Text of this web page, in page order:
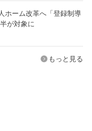
ホーム改革へ「登録制導
が対象に
もっと見る